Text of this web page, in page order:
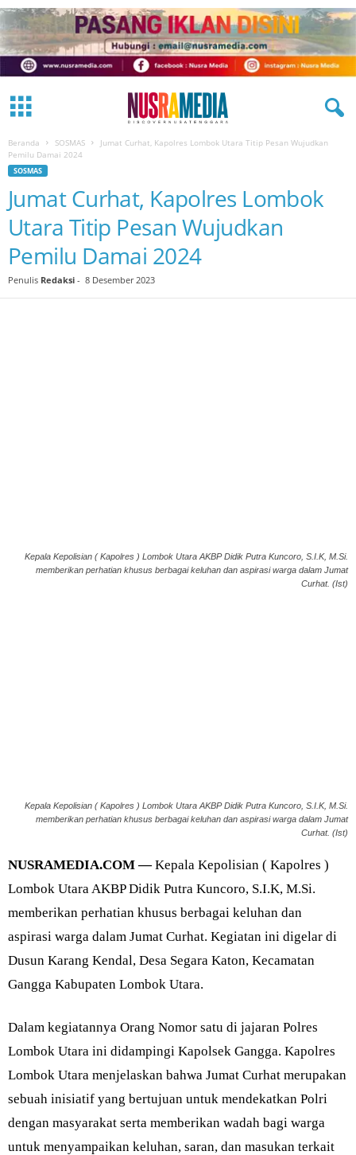
Beranda SOSMAS
Jumat Curhat, Kapolres Lombok Utara Titip Pesan Wujudkan
Pemilu Damai 2024
SOSMAS
Jumat Curhat, Kapolres Lombok
Utara Titip Pesan Wujudkan
Pemilu Damai 2024
Penulis Redaksi - 8 Desember 2023
Kepala Kepolisian ( Kapolres ) Lombok Utara AKBP Didik Putra Kuncoro, S.I.K, M.Si.
memberikan perhatian khusus berbagai keluhan dan aspirasi warga dalam Jumat
Curhat. (Ist)
Kepala Kepolisian ( Kapolres ) Lombok Utara AKBP Didik Putra Kuncoro, S.I.K, M.Si.
memberikan perhatian khusus berbagai keluhan dan aspirasi warga dalam Jumat
Curhat. (Ist)
NUSRAMEDIA.COM —Kepala Kepolisian ( Kapolres )
Lombok Utara AKBP Didik Putra Kuncoro, S.I.K, M.Si.
memberikan perhatian khusus berbagai keluhan dan
aspirasi warga dalam Jumat Curhat. Kegiatan ini digelar di
Dusun Karang Kendal, Desa Segara Katon, Kecamatan
Gangga Kabupaten Lombok Utara.
Dalam kegiatannya Orang Nomor satu di jajaran Polres
Lombok Utara ini didampingi Kapolsek Gangga. Kapolres
Lombok Utara menjelaskan bahwa Jumat Curhat merupakan
sebuah inisiatif yang bertujuan untuk mendekatkan Polri
dengan masyarakat serta memberikan wadah bagi warga
untuk menyampaikan keluhan, saran, dan masukan terkait